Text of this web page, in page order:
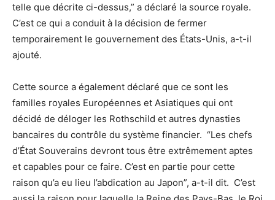
telle que décrite ci-dessus,” a déclaré la source royale.
C’est ce qui a conduit à la décision de fermer
temporairement le gouvernement des États-Unis, a-t-il
ajouté.
Cette source a également déclaré que ce sont les
familles royales Européennes et Asiatiques qui ont
décidé de déloger les Rothschild et autres dynasties
bancaires du contrôle du système financier. “Les chefs
d’État Souverains devront tous être extrêmement aptes
et capables pour ce faire. C’est en partie pour cette
raison qu’a eu lieu l’abdication au Japon”, a-t-il dit. C’est